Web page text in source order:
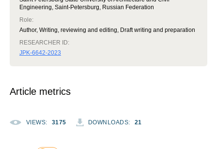
Engineering, Saint-Petersburg, Russian Federation
Role:
Author, Writing, reviewing and editing, Draft writing and preparation
RESEARCHER ID:
JPK-6642-2023
Article metrics
VIEWS: 3175 DOWNLOADS: 21